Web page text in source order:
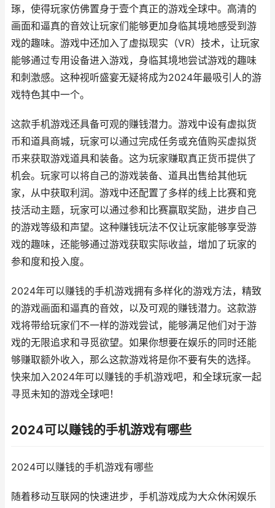
琢，使得玩家仿佛置身于壹个真正的游戏全球中。高清的
画面和逼真的音效让玩家们能够更加身临其境地感受到游
戏的趣味。游戏中还加入了虚拟现实（VR）技术，让玩家
能够通过专用设备进入游戏，身临其境地尝试游戏的趣味
和刺激感。这种视听盛宴无疑将成为2024年最吸引人的游
戏特色其中一个。
这款手机游戏还具备可观的赚钱潜力。游戏中设有虚拟货
币和道具商城，玩家可以通过完成任务或充值购买虚拟货
币来获取游戏道具和装备。这为玩家赚取真正货币提供了
机会。玩家可以将自己的游戏装备、道具出售给其他玩
家，从中获取利润。游戏中还配置了多样的线上比赛和竞
技活动主题，玩家可以通过参和比赛赢取奖励，进步自己
的游戏等级和声望。这种赚钱玩法不仅让玩家能够享受游
戏的趣味，还能够通过游戏获取实际收益，增加了玩家的
参和度和投入度。
2024年可以赚钱的手机游戏拥有多样化的游戏方法，精致
的游戏画面和逼真的音效，以及可观的赚钱潜力。这款游
戏将带给玩家们不一样的游戏尝试，能够满足他们对于游
戏的无限追求和寻觅欲望。如果你想要在娱乐的同时还能
够赚取额外收入，那么这款游戏将是你不要有失的选择。
快来加入2024年可以赚钱的手机游戏吧，和全球玩家一起
寻觅未知的游戏全球吧！
2024可以赚钱的手机游戏有哪些
2024可以赚钱的手机游戏有哪些
随着移动互联网的快速进步，手机游戏成为大众休闲娱乐